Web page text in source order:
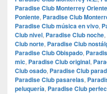
Paradise Club Monterrey Oriente
Poniente, Paradise Club
Paradise Club música en vivo,
Club nivel, Paradise Club noche,
Club norte, Paradise Club
Paradise Club Obispado,
mic, Paradise Club original,
Club osado, Paradise Club
Paradise Club pasarelas,
peluquería, Paradise Club